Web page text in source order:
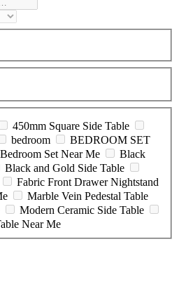
450mm Square Side Table
bedroom
BEDROOM SET
Bedroom Set Near Me
Black
Black and Gold Side Table
Fabric Front Drawer Nightstand
Marble Vein Pedestal Table
Modern Ceramic Side Table
Near Me